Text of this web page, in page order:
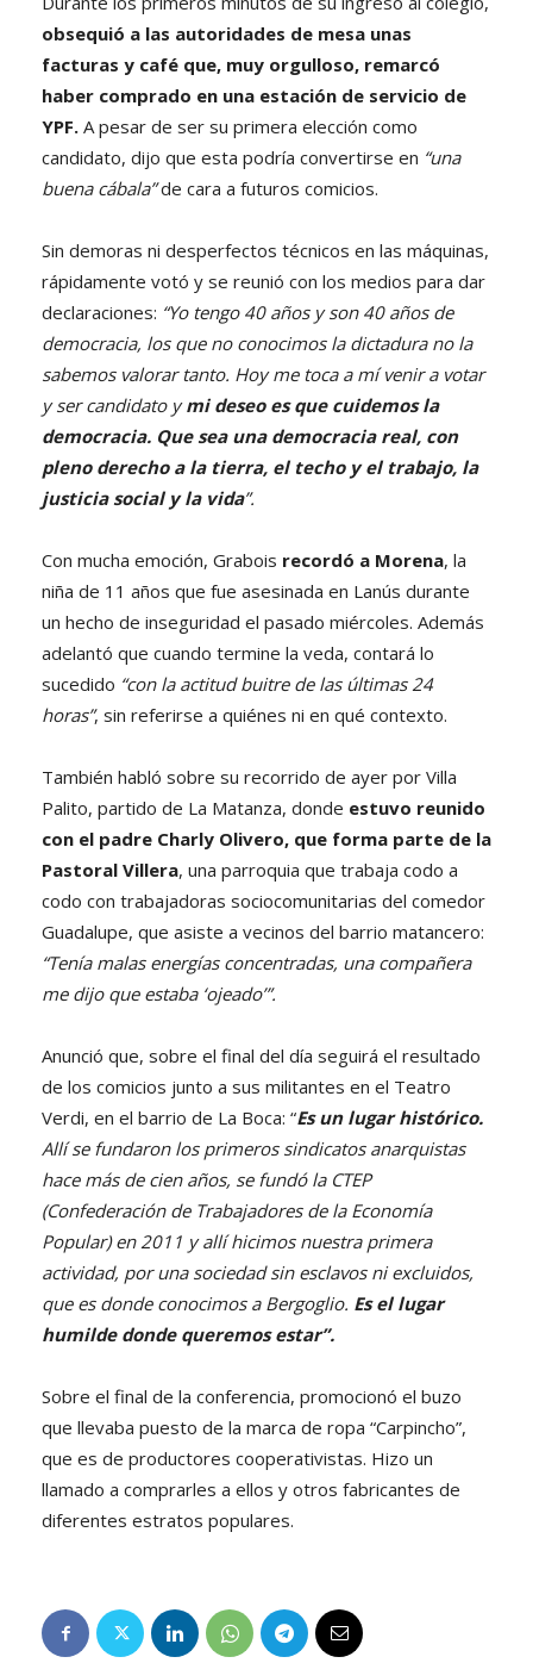
obsequió a las autoridades de mesa unas
facturas y café que, muy orgulloso, remarcó
haber comprado en una estación de servicio de
YPF. A pesar de ser su primera elección como
candidato, dijo que esta podría convertirse en “una
buena cábala”de cara a futuros comicios.
Sin demoras ni desperfectos técnicos en las máquinas,
rápidamente votó y se reunió con los medios para dar
declaraciones: “Yo tengo 40 años y son 40 años de
democracia, los que no conocimos la dictadura no la
sabemos valorar tanto. Hoy me toca a mí venir a votar
y ser candidato ymi deseo es que cuidemos la
democracia. Que sea una democracia real, con
pleno derecho a la tierra, el techo y el trabajo, la
justicia social y la vida”.
Con mucha emoción, Grabois recordó a Morena, la
niña de 11 años que fue asesinada en Lanús durante
un hecho de inseguridad el pasado miércoles. Además
adelantó que cuando termine la veda, contará lo
sucedido “con la actitud buitre de las últimas 24
horas”, sin referirse a quiénes ni en qué contexto.
También habló sobre su recorrido de ayer por Villa
Palito, partido de La Matanza, donde estuvo reunido
con el padre Charly Olivero, que forma parte de la
Pastoral Villera, una parroquia que trabaja codo a
codo con trabajadoras sociocomunitarias del comedor
Guadalupe, que asiste a vecinos del barrio matancero:
“Tenía malas energías concentradas, una compañera
me dijo que estaba ‘ojeado’”.
Anunció que, sobre el final del día seguirá el resultado
de los comicios junto a sus militantes en el Teatro
Verdi, en el barrio de La Boca: “Es un lugar histórico.
Allí se fundaron los primeros sindicatos anarquistas
hace más de cien años, se fundó la CTEP
(Confederación de Trabajadores de la Economía
Popular) en 2011 y allí hicimos nuestra primera
actividad, por una sociedad sin esclavos ni excluidos,
que es donde conocimos a Bergoglio. Es el lugar
humilde donde queremos estar”.
Sobre el final de la conferencia, promocionó el buzo
que llevaba puesto de la marca de ropa “Carpincho”,
que es de productores cooperativistas. Hizo un
llamado a comprarles a ellos y otros fabricantes de
diferentes estratos populares.